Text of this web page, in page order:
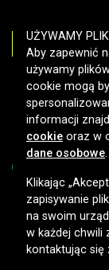
UŻYWAMY
Aby zapewnić
używamy
cookie mogą
informacji
cookie oraz w
dane osobowe.
Klikając
zapisywanie
na swoim
w każdej chwili
kontaktując się